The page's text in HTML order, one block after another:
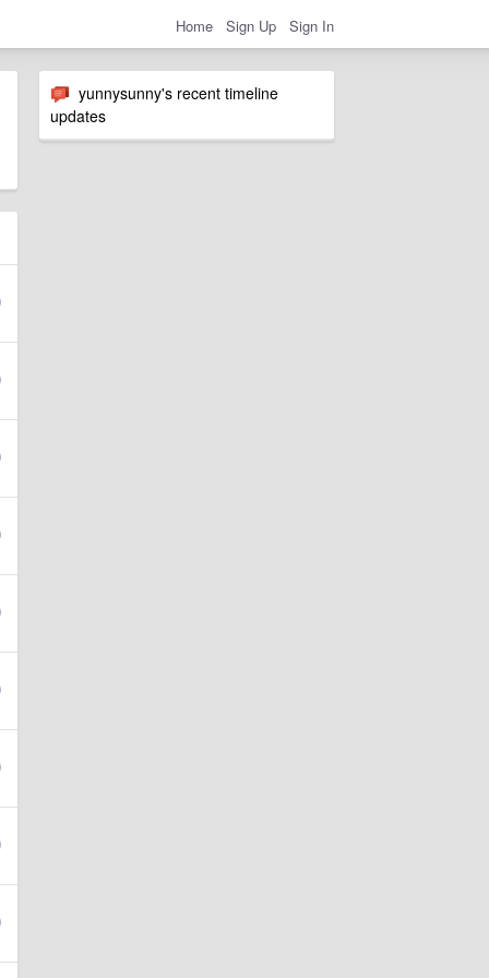
Home Sign Up Sign In
yunnysunny's recent timeline
updates